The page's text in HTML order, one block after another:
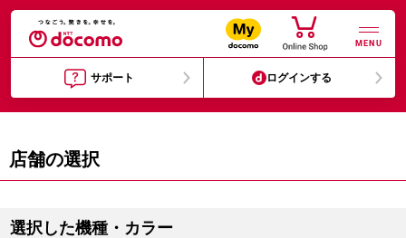
MENU
サポート ログインする
店舗の選択
選択した機種・カラー